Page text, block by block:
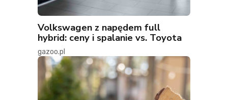
Volkswagen z napędem full
hybrid: ceny i spalanie vs. Toyota
gazoo.pl